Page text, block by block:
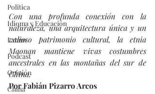
Politica
Idioma y Educación
Latam
Podcast
Opinión
China
Con una profunda conexión con la
naturaleza, una arquitectura única y un
valioso patrimonio cultural, la etnia
Maonan mantiene vivas costumbres
ancestrales en las montañas del sur de
China.
Por Fabián Pizarro Arcos